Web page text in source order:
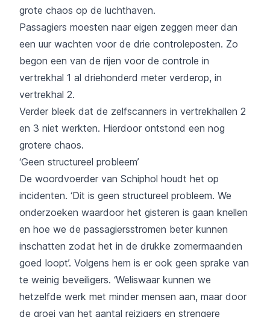
grote chaos op de luchthaven.
Passagiers moesten naar eigen zeggen meer dan
een uur wachten voor de drie controleposten. Zo
begon een van de rijen voor de controle in
vertrekhal 1 al driehonderd meter verderop, in
vertrekhal 2.
Verder bleek dat de zelfscanners in vertrekhallen 2
en 3 niet werkten. Hierdoor ontstond een nog
grotere chaos.
‘Geen structureel probleem’
De woordvoerder van Schiphol houdt het op
incidenten. ‘Dit is geen structureel probleem. We
onderzoeken waardoor het gisteren is gaan knellen
en hoe we de passagiersstromen beter kunnen
inschatten zodat het in de drukke zomermaanden
goed loopt’. Volgens hem is er ook geen sprake van
te weinig beveiligers. ‘Weliswaar kunnen we
hetzelfde werk met minder mensen aan, maar door
de groei van het aantal reizigers en strengere